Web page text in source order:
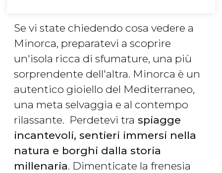
Se vi state chiedendo cosa vedere a
Minorca, preparatevi a scoprire
un'isola ricca di sfumature, una più
sorprendente dell'altra. Minorca è un
autentico gioiello del Mediterraneo,
una meta selvaggia e al contempo
rilassante. Perdetevi tra spiagge
incantevoli, sentieri immersi nella
natura e borghi dalla storia
millenaria. Dimenticate la frenesia